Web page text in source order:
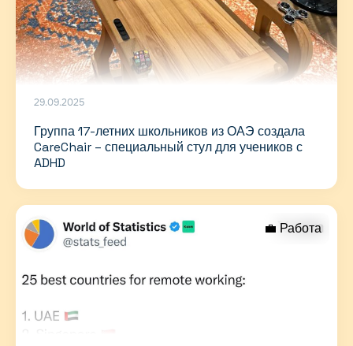
29.09.2025
Группа 17-летних школьников из ОАЭ создала
CareChair – специальный стул для учеников с
ADHD
💼 Работа